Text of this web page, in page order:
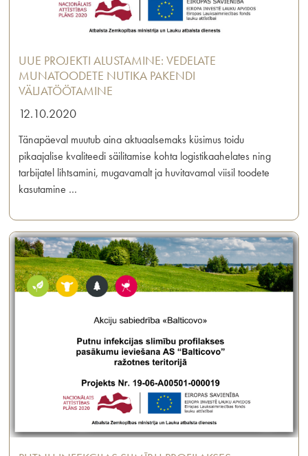
UUE PROJEKTI ALUSTAMINE: VEDELATE
MUNATOODETE NUTIKA PAKENDI
VÄLJATÖÖTAMINE
12.10.2020
Tänapäeval muutub aina aktuaalsemaks küsimus toidu
pikaajalise kvaliteedi säilitamise kohta logistikaahelates ning
tarbijatel lihtsamini, mugavamalt ja huvitavamal viisil toodete
kasutamine …